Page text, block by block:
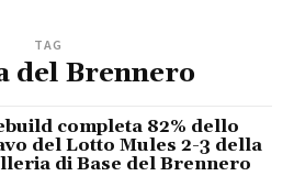
TAG
del Brennero
completa 82% dello
del Lotto Mules 2-3 della
di Base del Brennero